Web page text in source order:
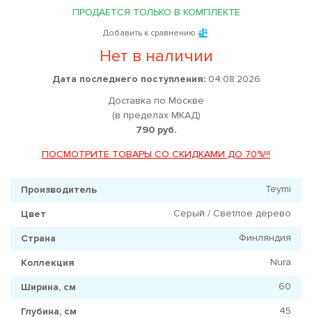
ПРОДАЕТСЯ ТОЛЬКО В КОМПЛЕКТЕ
Добавить к сравнению
Нет в наличии
Дата последнего поступления:04.08.2026
Доставка по Москве
(в пределах МКАД)
790 руб.
ПОСМОТРИТЕ ТОВАРЫ СО СКИДКАМИ ДО 70%!!!
Производитель Teymi
Цвет Серый / Светлое дерево
Страна Финляндия
Коллекция Nura
Ширина, см 60
Глубина, см 45